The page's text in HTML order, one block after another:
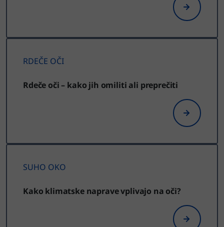
RDEČE OČI
Rdeče oči – kako jih omiliti ali preprečiti
SUHO OKO
Kako klimatske naprave vplivajo na oči?